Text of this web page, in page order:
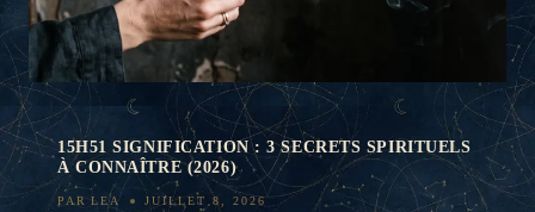
15H51 SIGNIFICATION : 3 SECRETS SPIRITUELS
À CONNAÎTRE (2026)
PAR LEA JUILLET 8, 2026